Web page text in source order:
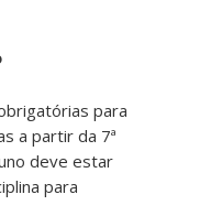
para
a partir da 7ª
deve estar
para